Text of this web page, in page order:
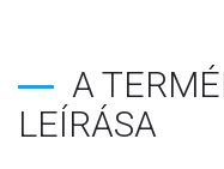
A
LEÍRÁSA